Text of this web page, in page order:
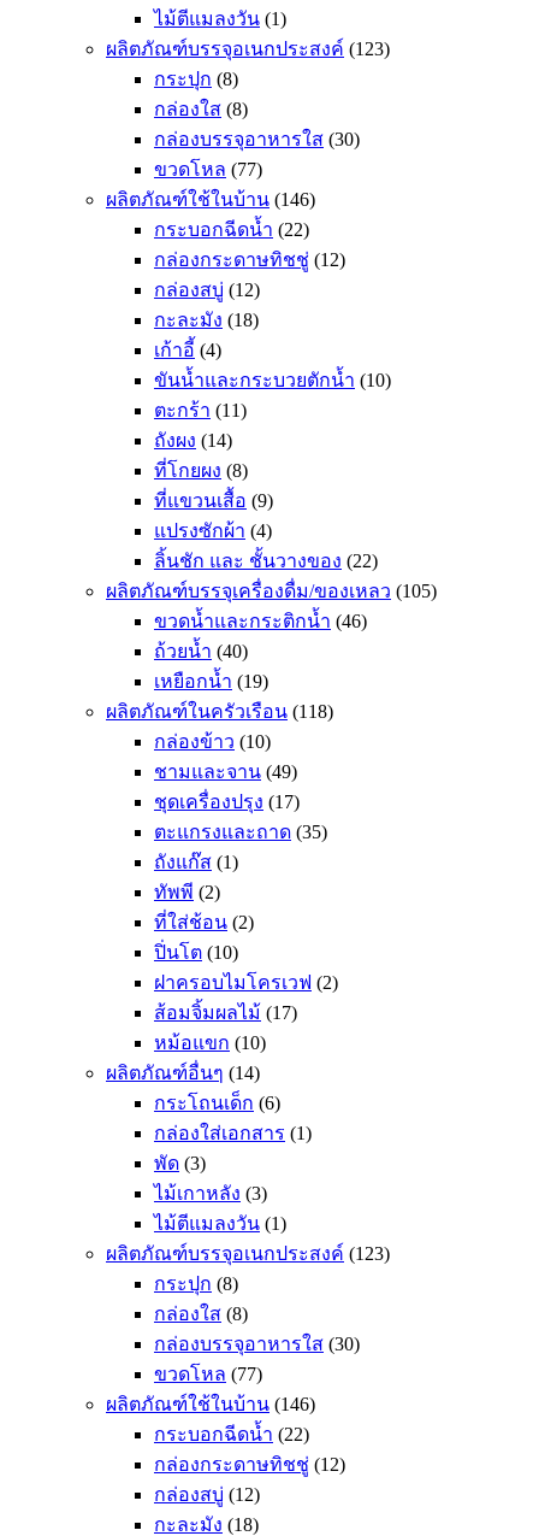
ไม้ตีแมลงวัน (1)
ผลิตภัณฑ์บรรจุอเนกประสงค์ (123)
กระปุก (8)
กล่องใส (8)
กล่องบรรจุอาหารใส (30)
ขวดโหล (77)
ผลิตภัณฑ์ใช้ในบ้าน (146)
กระบอกฉีดน้ำ (22)
กล่องกระดาษทิชชู่ (12)
กล่องสบู่ (12)
กะละมัง (18)
เก้าอี้ (4)
ขันน้ำและกระบวยตักน้ำ (10)
ตะกร้า (11)
ถังผง (14)
ที่โกยผง (8)
ที่แขวนเสื้อ (9)
แปรงซักผ้า (4)
ลิ้นชัก และ ชั้นวางของ (22)
ผลิตภัณฑ์บรรจุเครื่องดื่ม/ของเหลว (105)
ขวดน้ำและกระติกน้ำ (46)
ถ้วยน้ำ (40)
เหยือกน้ำ (19)
ผลิตภัณฑ์ในครัวเรือน (118)
กล่องข้าว (10)
ชามและจาน (49)
ชุดเครื่องปรุง (17)
ตะแกรงและถาด (35)
ถังแก๊ส (1)
ทัพพี (2)
ที่ใส่ช้อน (2)
ปิ่นโต (10)
ฝาครอบไมโครเวฟ (2)
ส้อมจิ้มผลไม้ (17)
หม้อแขก (10)
ผลิตภัณฑ์อื่นๆ (14)
กระโถนเด็ก (6)
กล่องใส่เอกสาร (1)
พัด (3)
ไม้เกาหลัง (3)
ไม้ตีแมลงวัน (1)
ผลิตภัณฑ์บรรจุอเนกประสงค์ (123)
กระปุก (8)
กล่องใส (8)
กล่องบรรจุอาหารใส (30)
ขวดโหล (77)
ผลิตภัณฑ์ใช้ในบ้าน (146)
กระบอกฉีดน้ำ (22)
กล่องกระดาษทิชชู่ (12)
กล่องสบู่ (12)
กะละมัง (18)